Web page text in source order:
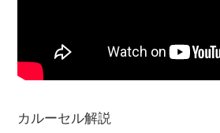
カルーセル解説